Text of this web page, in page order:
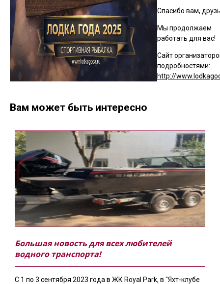
Спасибо вам,
Мы продолжаем
работать для вас!
Сайт
подробностями:
http://
Вам может быть интересно
Большая новость для всех любителей
водного транспорта!
С 1 по 3 сентября 2023 года в ЖК Royal Park, в "Яхт-клубе